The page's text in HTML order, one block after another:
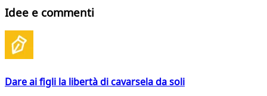
Idee e commenti
Dare ai figli la libertà di cavarsela da soli